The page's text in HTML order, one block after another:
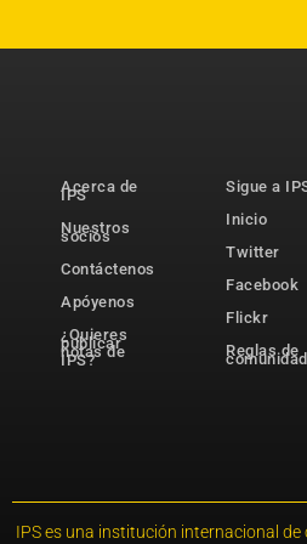
Acerca de
IPS
Nuestros
socios
Contáctenos
Apóyenos
¿Quieres
publicar
notas de
IPS?
Sigue a
Inicio
Twitter
Facebook
Flickr
Reglas de
comunidad
IPS es una institución internacional